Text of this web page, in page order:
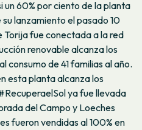
un 60% por ciento de la planta
lanzamiento el pasado 10
fue conectada a la red
renovable alcanza los
consumo de 41 familias al año.
esta planta alcanza los
ya fue llevada
del Campo y Loeches
fueron vendidas al 100% en